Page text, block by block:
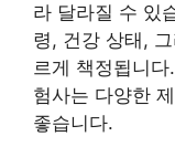
라 달라질 수 있
령, 건강 상태,
르게 책정됩니다.
험사는 다양한
좋습니다.